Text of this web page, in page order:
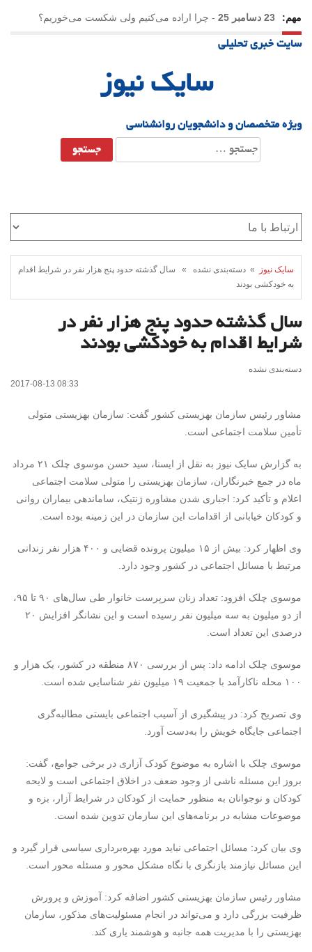
مهم: 23 دسامبر 25 - چرا اراده می‌کنیم ولی شکست می‌خوریم؟
21 دسامبر 25
سایت خبری تحلیلی
سایک نیوز
ویژه متخصصان و دانشجویان روانشناسی
جستجو
برای:
سایک نیوز
» دسته‌بندی نشده » سال گذشته حدود پنج هزار نفر در شرایط اقدام
به خودکشی بودند
سال گذشته حدود پنج هزار نفر در
شرایط اقدام به خودکشی بودند
دسته‌بندی نشده
2017-08-13 08:33
مشاور رئیس سازمان بهزیستی کشور گفت: سازمان بهزیستی متولی
تأمین سلامت اجتماعی است.
به گزارش سایک نیوز به نقل از ایسنا، سید حسن موسوی چلک ۲۱ مرداد
ماه در جمع خبرنگاران، سازمان بهزیستی را متولی سلامت اجتماعی
اعلام و تأکید کرد: اجباری شدن مشاوره ژنتیک، ساماندهی بیماران روانی
و کودکان خیابانی از اقدامات این سازمان در این زمینه بوده است.
وی اظهار کرد: بیش از ۱۵ میلیون پرونده قضایی و ۴۰۰ هزار نفر زندانی
مرتبط با مسائل اجتماعی در کشور وجود دارد.
موسوی چلک افزود: تعداد زنان سرپرست خانوار طی سال‌های ۹۰ تا ۹۵،
از دو میلیون به سه میلیون نفر رسیده است و این نشانگر افزایش ۲۰
درصدی این تعداد است.
موسوی چلک ادامه داد: پس از بررسی ۸۷۰ منطقه در کشور، یک هزار و
۱۰۰ محله ناکارآمد با جمعیت ۱۹ میلیون نفر شناسایی شده است.
وی تصریح کرد: در پیشگیری از آسیب اجتماعی بایستی مطالبه‌گری
اجتماعی جایگاه خویش را به‌دست آورد.
موسوی چلک با اشاره به موضوع کودک آزاری در برخی جوامع، گفت:
بروز این مسئله ناشی از وجود ضعف در اخلاق اجتماعی است و لایحه
کودکان و نوجوانان به منظور حمایت از کودکان در شرایط آزار، بزه و
موضوعات مشابه در برنامه‌های این سازمان تدوین شده است.
وی بیان کرد: مسائل اجتماعی نباید مورد بهره‌برداری سیاسی قرار گیرد و
این مسائل نیازمند بازنگری با نگاه مشکل محور و مسئله محور است.
مشاور رئیس سازمان بهزیستی کشور اضافه کرد: آموزش و پرورش
ظرفیت بزرگی دارد و می‌تواند در انجام مسئولیت‌های مذکور، سازمان
بهزیستی را با مدیریت همه جانبه و هوشمند یاری کند.